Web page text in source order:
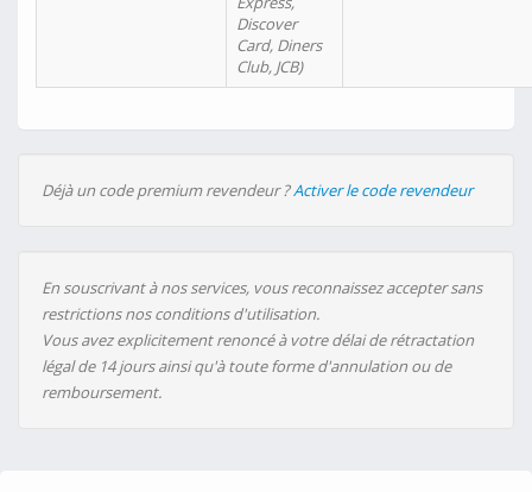
Discover
Card, Diners
Club, JCB)
Déjà un code premium revendeur ?Activer le code revendeur
En souscrivant à nos services, vous reconnaissez accepter sans
restrictions nos conditions d'utilisation.
Vous avez explicitement renoncé à votre délai de rétractation
légal de 14 jours ainsi qu'à toute forme d'annulation ou de
remboursement.